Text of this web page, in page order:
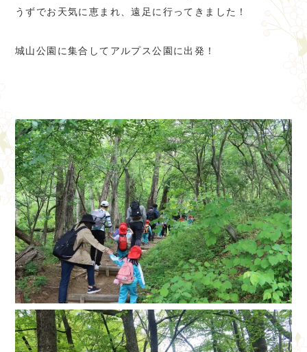
うずでお天気に恵まれ、遠足に行ってきました！
城山公園に集合してアルプス公園に出発！